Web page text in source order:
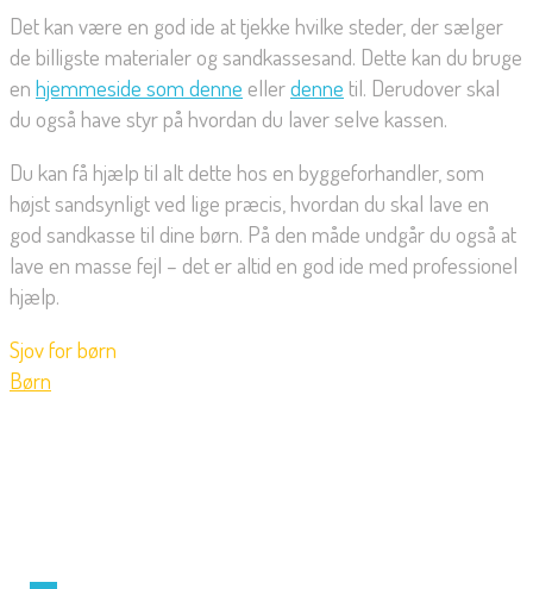
Det kan være en god ide at tjekke hvilke steder, der sælger
de billigste materialer og sandkassesand. Dette kan du bruge
en hjemmeside som denne ellerdenne til. Derudover skal
du også have styr på hvordan du laver selve kassen.
Du kan få hjælp til alt dette hos en byggeforhandler, som
højst sandsynligt ved lige præcis, hvordan du skal lave en
god sandkasse til dine børn. På den måde undgår du også at
lave en masse fejl – det er altid en god ide med professionel
hjælp.
Sjov for børn
Børn